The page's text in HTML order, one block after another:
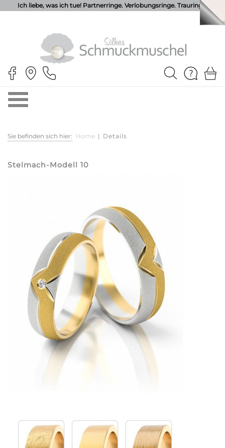
Ich liebe, was ich tue! Partnerringe. Verlobungsringe. Trauringe.
Sie befinden sich hier: Home | Details
Stelmach-Modell 10